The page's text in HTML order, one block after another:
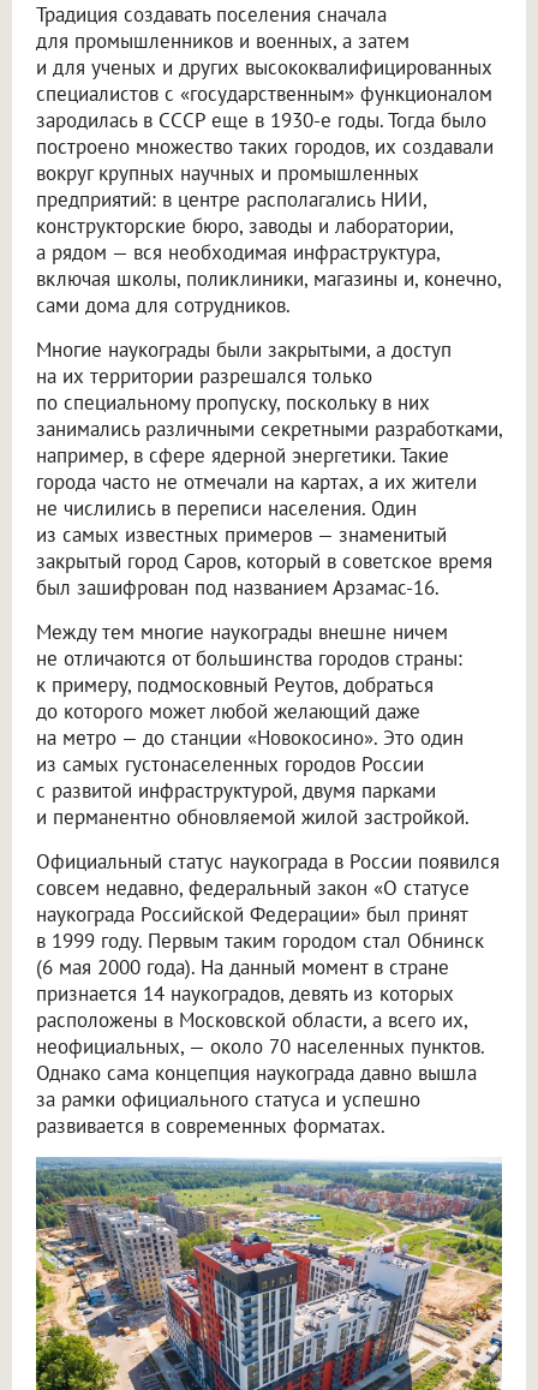
Традиция создавать поселения сначала
для промышленников и военных, а затем
и для ученых и других высококвалифицированных
специалистов с «государственным» функционалом
зародилась в СССР еще в 1930-е годы. Тогда было
построено множество таких городов, их создавали
вокруг крупных научных и промышленных
предприятий: в центре располагались НИИ,
конструкторские бюро, заводы и лаборатории,
а рядом — вся необходимая инфраструктура,
включая школы, поликлиники, магазины и, конечно,
сами дома для сотрудников.
Многие наукограды были закрытыми, а доступ
на их территории разрешался только
по специальному пропуску, поскольку в них
занимались различными секретными разработками,
например, в сфере ядерной энергетики. Такие
города часто не отмечали на картах, а их жители
не числились в переписи населения. Один
из самых известных примеров — знаменитый
закрытый город Саров, который в советское время
был зашифрован под названием Арзамас-16.
Между тем многие наукограды внешне ничем
не отличаются от большинства городов страны:
к примеру, подмосковный Реутов, добраться
до которого может любой желающий даже
на метро — до станции «Новокосино». Это один
из самых густонаселенных городов России
с развитой инфраструктурой, двумя парками
и перманентно обновляемой жилой застройкой.
Официальный статус наукограда в России появился
совсем недавно, федеральный закон «О статусе
наукограда Российской Федерации» был принят
в 1999 году. Первым таким городом стал Обнинск
(6 мая 2000 года). На данный момент в стране
признается 14 наукоградов, девять из которых
расположены в Московской области, а всего их,
неофициальных, — около 70 населенных пунктов.
Однако сама концепция наукограда давно вышла
за рамки официального статуса и успешно
развивается в современных форматах.